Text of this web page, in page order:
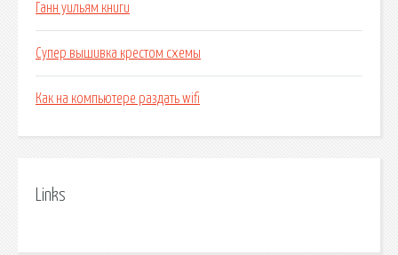
Ганн уильям книги
Супер вышивка крестом схемы
Как на компьютере раздать wifi
Links